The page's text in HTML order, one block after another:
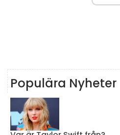
Populära Nyheter